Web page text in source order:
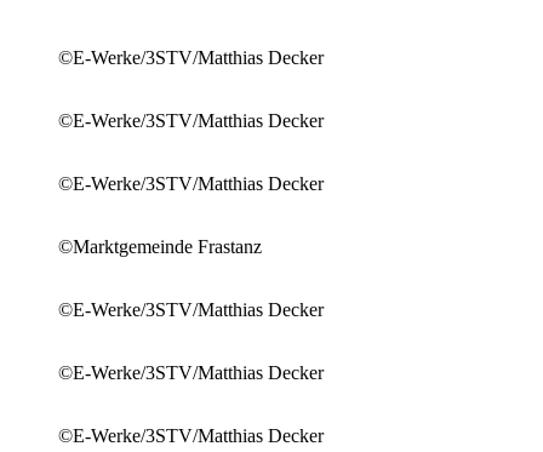
©E-Werke/3STV/Matthias Decker
©E-Werke/3STV/Matthias Decker
©E-Werke/3STV/Matthias Decker
©Marktgemeinde Frastanz
©E-Werke/3STV/Matthias Decker
©E-Werke/3STV/Matthias Decker
©E-Werke/3STV/Matthias Decker